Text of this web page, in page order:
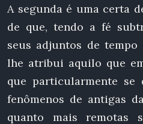
A segunda é uma certa
de que, tendo a fé
seus adjuntos de
lhe atribui aquilo que
que particularmente se
fenômenos de antigas
quanto mais remotas